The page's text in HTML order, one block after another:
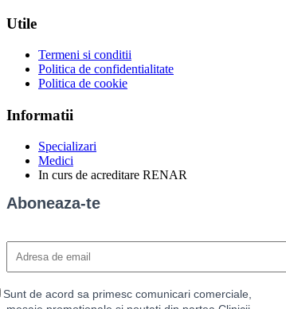
Utile
Termeni si conditii
Politica de confidentialitate
Politica de cookie
Informatii
Specializari
Medici
In curs de acreditare RENAR
Aboneaza-te
Sunt de acord sa primesc comunicari comerciale,